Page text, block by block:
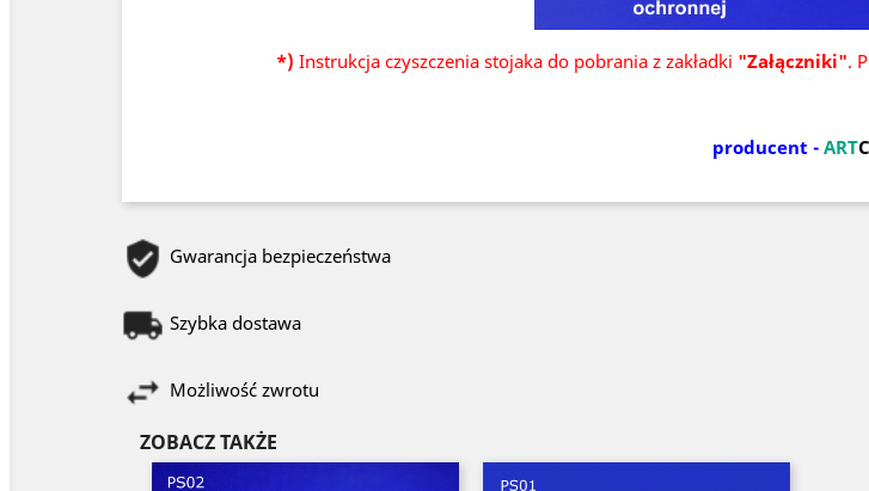
*) Instrukcja czyszczenia stojaka do pobrania z zakładki "Załączniki".
producent - ART
Gwarancja bezpieczeństwa
Szybka dostawa
Możliwość zwrotu
ZOBACZ TAKŻE